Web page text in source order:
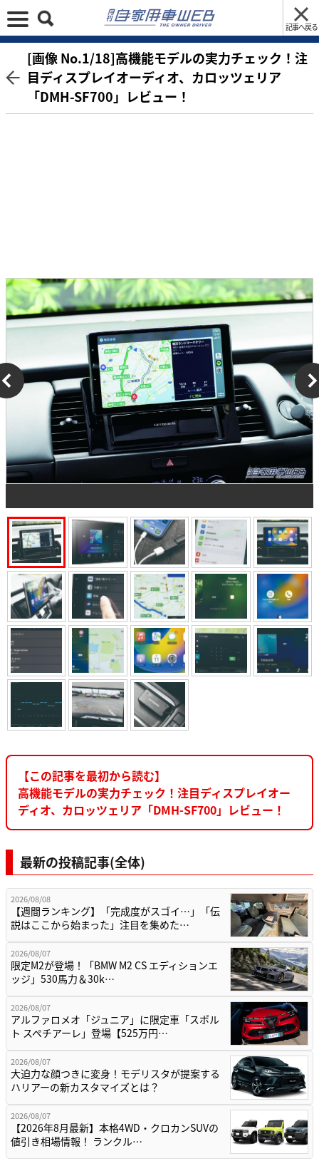
記事へ戻る
[画像 No.1/18]高機能モデルの実力チェック！注
目ディスプレイオーディオ、カロッツェリア
「DMH-SF700」レビュー！
【この記事を最初から読む】
高機能モデルの実力チェック！注目ディスプレイオー
ディオ、カロッツェリア「DMH-SF700」レビュー！
最新の投稿記事(全体)
2026/08/08
【週間ランキング】「完成度がスゴイ…」「伝
説はここから始まった」注目を集めた…
2026/08/07
限定M2が登場！「BMW M2 CS エディションエ
ッジ」530馬力＆30k…
2026/08/07
アルファロメオ「ジュニア」に限定車「スポル
ト スペチアーレ」登場【525万円…
2026/08/07
大迫力な顔つきに変身！モデリスタが提案する
ハリアーの新カスタマイズとは？
2026/08/07
【2026年8月最新】本格4WD・クロカンSUVの
値引き相場情報！ ランクル…